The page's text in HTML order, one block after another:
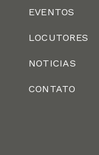
EVENTOS
LOCUTORES
NOTICIAS
CONTATO